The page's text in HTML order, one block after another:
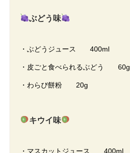
ぶどう味
・ぶどうジュース 400ml
・皮ごと食べられるぶどう 60g
・わらび餅粉 20g
キウイ味
・マスカットジュース 400ml